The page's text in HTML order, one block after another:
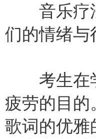
音乐疗法
们的情绪与
考生在学
疲劳的目的
歌词的优雅